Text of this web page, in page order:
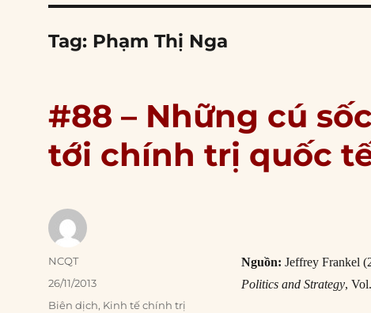
Tag: Phạm Thị Nga
#88 – Những cú
tới chính trị quốc
Nguồn: Jeffrey Frankel
Politics and Strategy,
Author
NCQT
Posted
on
26/11/2013
Categories
Biên dịch, Kinh tế chính trị